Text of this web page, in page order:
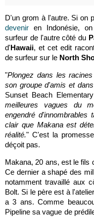
D'un grom à l'autre. Si on
devenir en Indonésie,
surfeur de l'autre côté du
d'Hawaii, et cet edit
de surfeur sur le North
"Plongez dans les
son groupe d'amis et
Sunset Beach
meilleures vagues du
engendré
clair que Makana est
réalité." C'est la
déçoit pas.
Makana, 20 ans, est le fils
Ce dernier a shapé des
notamment travaillé aux
Bolt. Si le père est à
a 3 ans. Comme
Pipeline sa vague de